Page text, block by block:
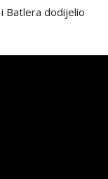
Batlera dodijelio